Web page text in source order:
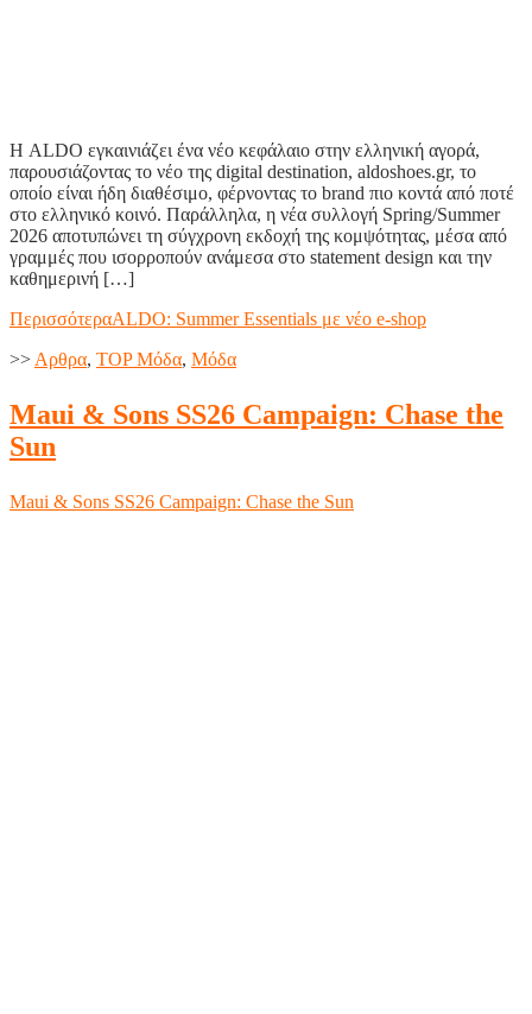
Η ALDO εγκαινιάζει ένα νέο κεφάλαιο στην ελληνική αγορά,
παρουσιάζοντας το νέο της digital destination, aldoshoes.gr, το
οποίο είναι ήδη διαθέσιμο, φέρνοντας το brand πιο κοντά από ποτέ
στο ελληνικό κοινό. Παράλληλα, η νέα συλλογή Spring/Summer
2026 αποτυπώνει τη σύγχρονη εκδοχή της κομψότητας, μέσα από
γραμμές που ισορροπούν ανάμεσα στο statement design και την
καθημερινή […]
ΠερισσότεραALDO: Summer Essentials με νέο e-shop
>>Aρθρα, TOP Μόδα, Μόδα
Maui & Sons SS26 Campaign: Chase the
Sun
Maui & Sons SS26 Campaign: Chase the Sun